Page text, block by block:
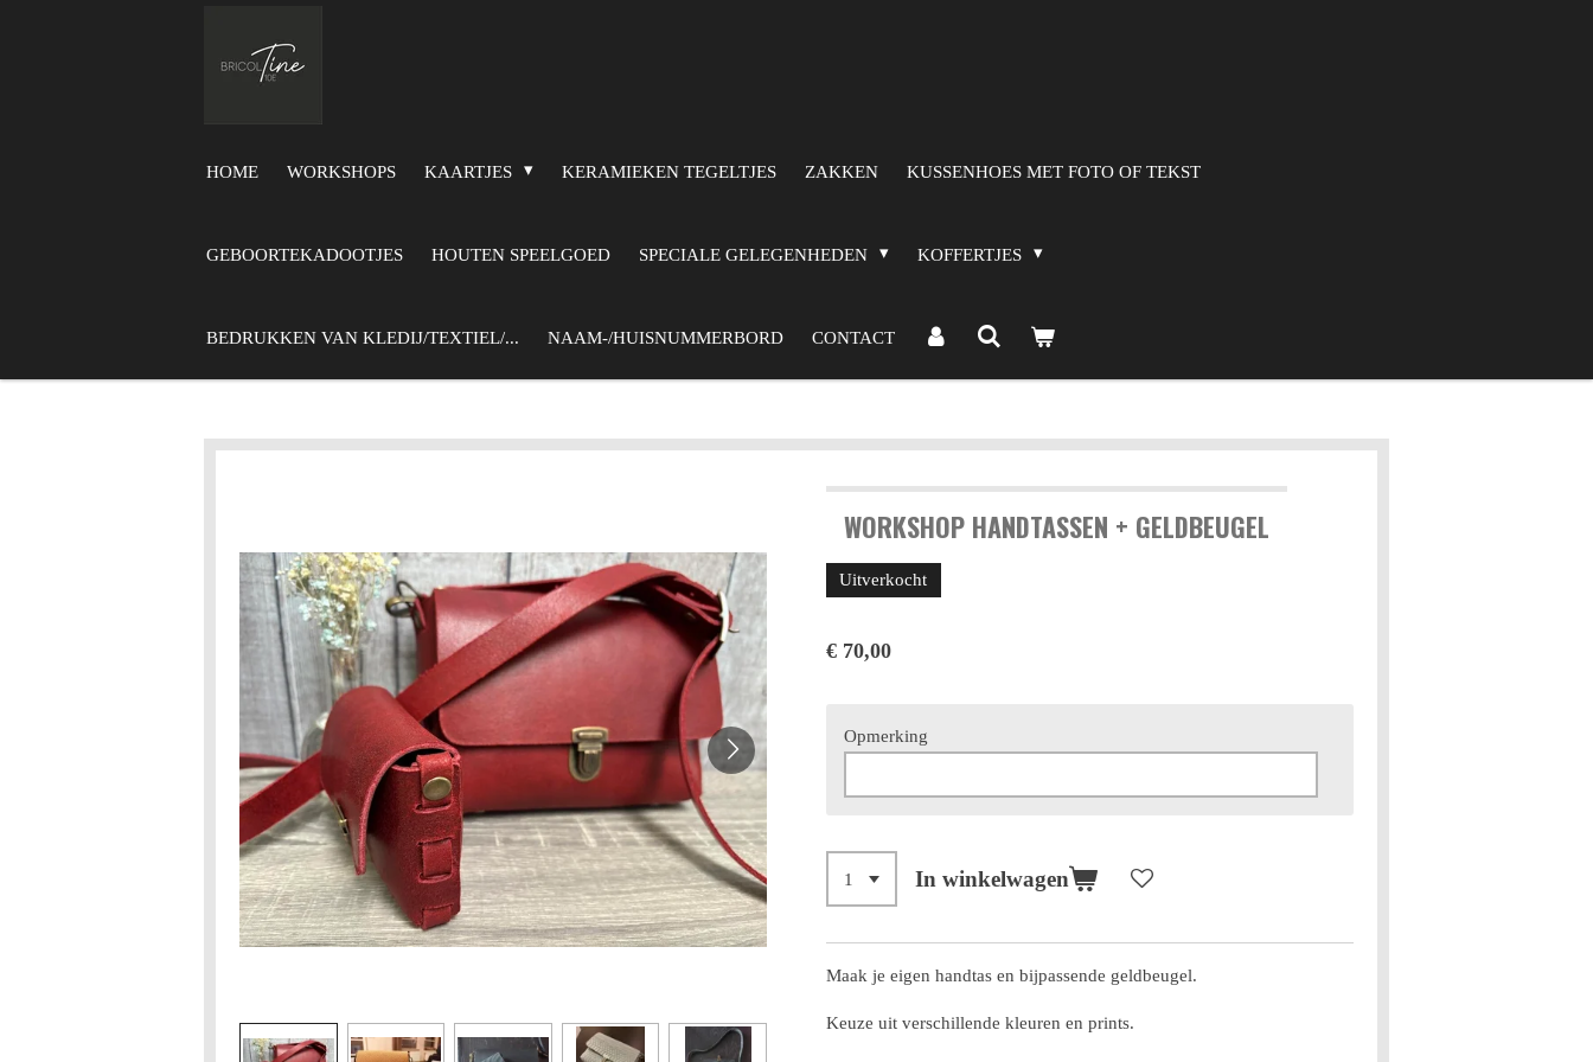
HOME WORKSHOPS KAARTJES KERAMIEKEN TEGELTJES ZAKKEN KUSSENHOES MET FOTO OF TEKST
GEBOORTEKADOOTJES HOUTEN SPEELGOED SPECIALE GELEGENHEDEN KOFFERTJES
BEDRUKKEN VAN KLEDIJ/TEXTIEL/... NAAM-/HUISNUMMERBORD CONTACT
WORKSHOP HANDTASSEN + GELDBEUGEL
Uitverkocht
€ 70,00
Opmerking
In winkelwagen
Maak je eigen handtas en bijpassende geldbeugel.
Keuze uit verschillende kleuren en prints.